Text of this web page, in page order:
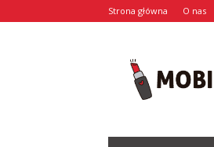
Strona główna O nas